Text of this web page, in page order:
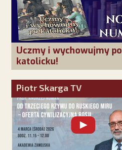
Uczmy i wychowujmy po
katolicku!
Piotr Skarga TV